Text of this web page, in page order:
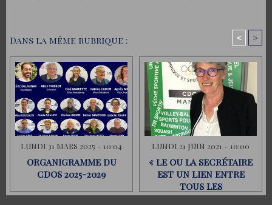
Dans la même rubrique : < >
LUNDI 31 MARS 2025 - 10:04
ORGANIGRAMME DU
CDOS 2025-2029
LUNDI 21 JUIN 2021 - 10:00
« LE OU LA SECRÉTAIRE
EST UN LIEN ENTRE
TOUS LES
INTERVENANTS D’UNE